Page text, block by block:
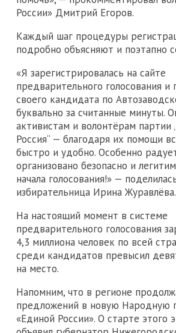
России» Дмитрий Егоров.
Каждый шаг процедуры
подробно объясняют и поэтапно
«Я зарегистрировалась на сайте
предварительного голосования
своего кандидата по
буквально за считанные минуты.
активистам и волонтёрам партии
Россия“ — благодаря их помощи
быстро и удобно. Особенно
организовано безопасно и
начала голосования!» —
избирательница Ирина Журавлёва.
На настоящий момент в системе
предварительного голосования
4,3 миллиона человек по всей
среди кандидатов превысил
на место.
Напомним, что в регионе
предложений в новую Народную
«Единой России». О старте этого